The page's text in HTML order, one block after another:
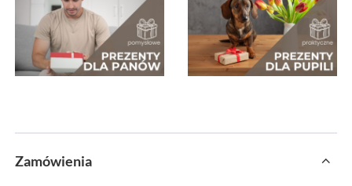
Zamówienia